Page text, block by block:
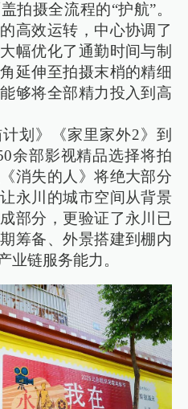
拍摄全流程的“护航”。
高效运转，中心协调了
幅优化了通勤时间与制
延伸至拍摄末梢的精细
够将全部精力投入到高
划》《家里家外2》到
余部影视精品选择将拍
消失的人》将绝大部分
永川的城市空间从背景
部分，更验证了永川已
筹备、外景搭建到棚内
业链服务能力。